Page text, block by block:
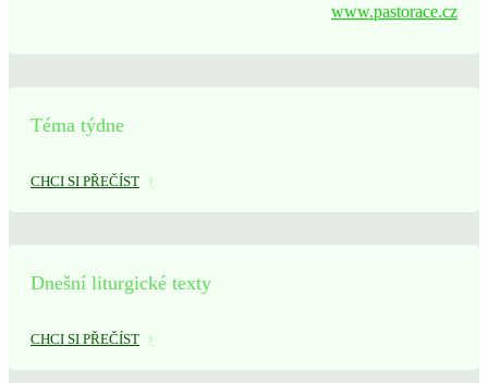
www.pastorace.cz
Téma týdne
CHCI SI PŘEČÍST
Dnešní liturgické texty
CHCI SI PŘEČÍST